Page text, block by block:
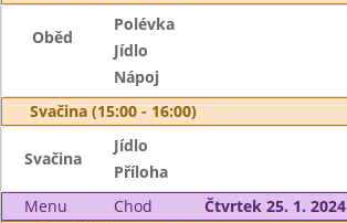
Oběd
Polévka
Jídlo
Nápoj
Svačina (15:00 - 16:00)
Svačina
Jídlo
Příloha
Menu
Chod
Čtvrtek 25. 1. 2024